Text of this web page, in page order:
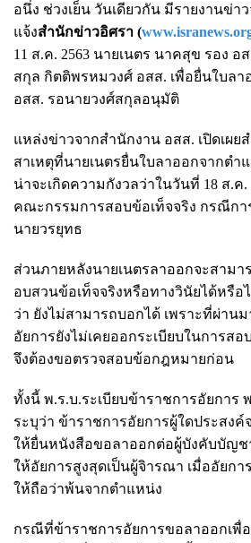
อนึ่ง ช่วงเย็น วันเดียวกัน มีรายงานข่า
แจ้งสำนักข่าวอิศรา (
11 ส.ค. 2563 นายเนตร นาคสุข รอง อ
สกุล กิตติพรหมวงศ์ อสส. เพื่อยื่นใบลา
อสส. รอนายวงศ์สกุลอนุมัติ
แหล่งข่าวจากสำนักงาน อสส. เปิดเผย
สาเหตุที่นายเนตรยื่นใบลาออกจากตำ
น่าจะเกิดความกังวลว่าในวันที่ 18 ส.ค.
คณะกรรมการสอบข้อเท็จจริง กรณีก
นายวรยุทธ
ส่วนภายหลังนายเนตรลาออกจะสาม
อบสวนข้อเท็จจริงหรือทางวินัยได้หรือ
ว่า ยังไม่สามารถบอกได้ เพราะที่ผ่าน
อัยการยังไม่เคยออกระเบียบในการส
จึงต้องขอตรวจสอบข้อกฎหมายก่อน
ทั้งนี้ พ.ร.บ.ระเบียบข้าราชการอัยการ
ระบุว่า ข้าราชการอัยการผู้ใดประสง
ให้ยื่นหนังสือขอลาออกต่อผู้บังคับบัญช
ให้อัยการสูงสุดเป็นผู้จิารณา เมื่ออัยก
ให้ถือว่าพ้นจากตำแหน่ง
กรณีที่ข้าราชการอัยการขอลาออกเพื่